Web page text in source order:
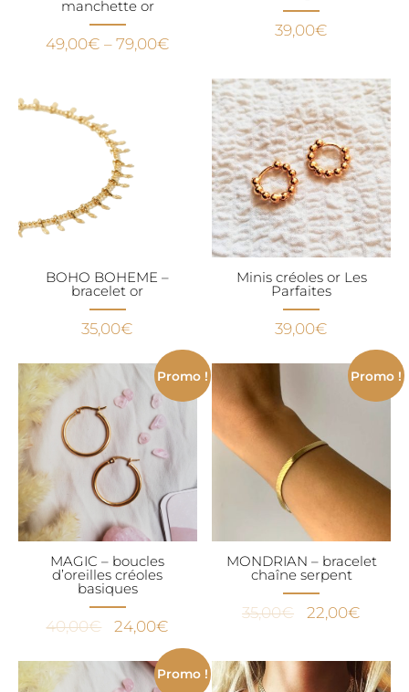
manchette or
49,00€ – 79,00€
39,00€
BOHO BOHEME –
bracelet or
35,00€
Minis créoles or Les
Parfaites
39,00€
Promo !
MAGIC – boucles
d’oreilles créoles
basiques
40,00€
Le
initial
24,00€
prix
actuel
Promo !
MONDRIAN – bracelet
chaîne serpent
35,00€
Le
initial
22,00€
actuel
est :
Promo !